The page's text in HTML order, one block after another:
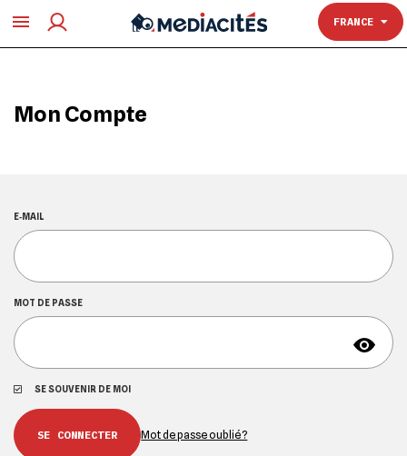
FRANCE
TOULOUSE
Mon Compte
E‑MAIL
MOT DE PASSE
SE SOUVENIR DE MOI
Mot de passe oublié ?